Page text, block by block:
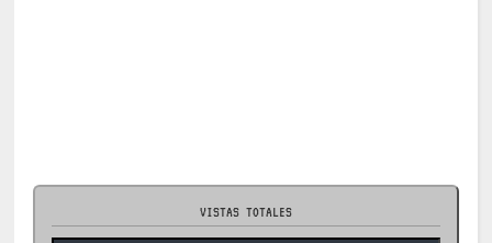
VISTAS TOTALES